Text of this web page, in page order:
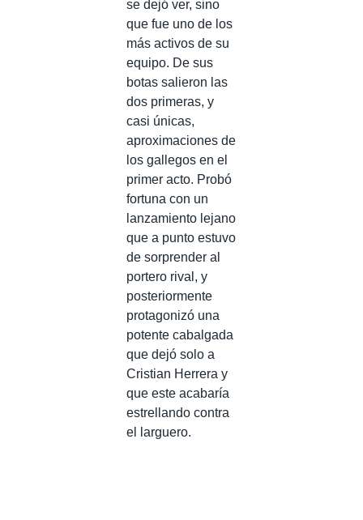
se dejó ver, sino
que fue uno de los
más activos de su
equipo. De sus
botas salieron las
dos primeras, y
casi únicas,
aproximaciones de
los gallegos en el
primer acto. Probó
fortuna con un
lanzamiento lejano
que a punto estuvo
de sorprender al
portero rival, y
posteriormente
protagonizó una
potente cabalgada
que dejó solo a
Cristian Herrera y
que este acabaría
estrellando contra
el larguero.